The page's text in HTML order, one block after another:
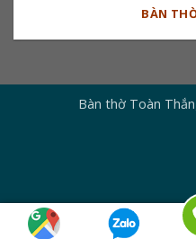
BÀN
Bàn thờ Toàn